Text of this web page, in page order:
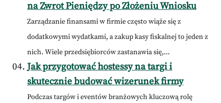
na Zwrot Pieniędzy po Złożeniu Wniosku
Zarządzanie finansami w firmie często wiąże się z
dodatkowymi wydatkami, a zakup kasy fiskalnej to jeden z
nich. Wiele przedsiębiorców zastanawia się,...
Jak przygotować hostessy na targi i
skutecznie budować wizerunek firmy
Podczas targów i eventów branżowych kluczową rolę